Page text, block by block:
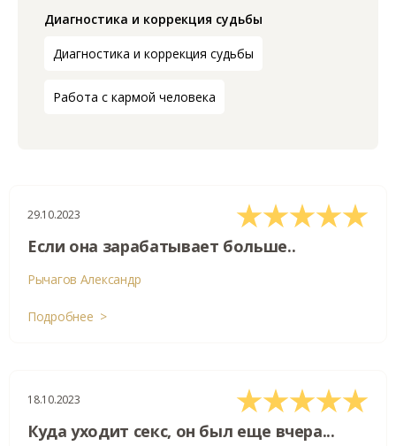
Диагностика и коррекция судьбы
Диагностика и коррекция судьбы
Работа с кармой человека
29.10.2023
Если она зарабатывает больше..
Рычагов Александр
Подробнее >
18.10.2023
Куда уходит секс, он был еще вчера...